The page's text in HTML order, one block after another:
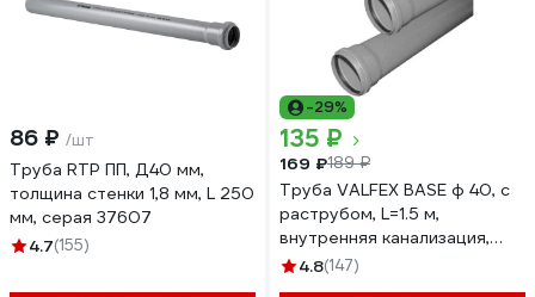
86 ₽ /шт
Труба RTP ПП, Д40 мм,
толщина стенки 1,8 мм, L 250
мм, серая 37607
4.7(155)
-29%
135 ₽
169 ₽189 ₽
Труба VALFEX BASE ф 40, с
раструбом, L=1.5 м,
внутренняя канализация,
толщина стенки 1.8
4.8(147)